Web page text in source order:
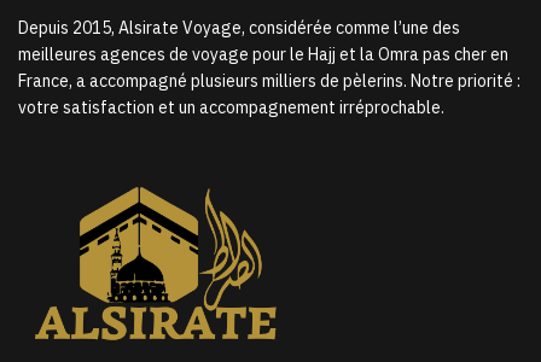
Depuis 2015, Alsirate Voyage, considérée comme l’une des
meilleures agences de voyage pour le Hajj et la Omra pas cher en
France, a accompagné plusieurs milliers de pèlerins. Notre priorité :
votre satisfaction et un accompagnement irréprochable.